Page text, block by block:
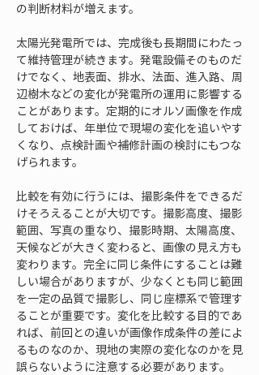
の判断材料が増えます。
太陽光発電所では、完成後も長期間にわたっ
て維持管理が続きます。発電設備そのものだ
けでなく、地表面、排水、法面、進入路、周
辺樹木などの変化が発電所の運用に影響する
ことがあります。定期的にオルソ画像を作成
しておけば、年単位で現場の変化を追いやす
くなり、点検計画や補修計画の検討にもつな
げられます。
比較を有効に行うには、撮影条件をできるだ
けそろえることが大切です。撮影高度、撮影
範囲、写真の重なり、撮影時期、太陽高度、
天候などが大きく変わると、画像の見え方も
変わります。完全に同じ条件にすることは難
しい場合がありますが、少なくとも同じ範囲
を一定の品質で撮影し、同じ座標系で管理す
ることが重要です。変化を比較する目的であ
れば、前回との違いが画像作成条件の差によ
るものなのか、現地の実際の変化なのかを見
誤らないように注意する必要があります。